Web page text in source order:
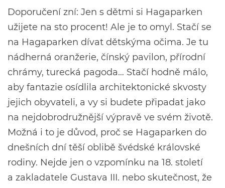
Doporučení zní: Jen s dětmi si Hagaparken
užijete na sto procent! Ale je to omyl. Stačí se
na Hagaparken dívat dětskýma očima. Je tu
nádherná oranžerie, čínský pavilon, přírodní
chrámy, turecká pagoda… Stačí hodně málo,
aby fantazie osídlila architektonické skvosty
jejich obyvateli, a vy si budete připadat jako
na nejdobrodružnější výpravě ve svém životě.
Možná i to je důvod, proč se Hagaparken do
dnešních dní těší oblibě švédské královské
rodiny. Nejde jen o vzpomínku na 18. století
a zakladatele Gustava III. nebo skutečnost, že